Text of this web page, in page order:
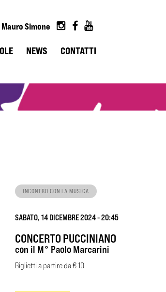
Mauro Simone
NEWS CONTATTI
INCONTRO CON LA MUSICA
SABATO, 14 DICEMBRE 2024 - 20:45
CONCERTO PUCCINIANO
con il M° Paolo Marcarini
Biglietti a partire da € 10